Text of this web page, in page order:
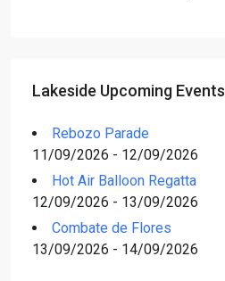
Lakeside Upcoming Events
Rebozo Parade
11/09/2026 - 12/09/2026
Hot Air Balloon Regatta
12/09/2026 - 13/09/2026
Combate de Flores
13/09/2026 - 14/09/2026